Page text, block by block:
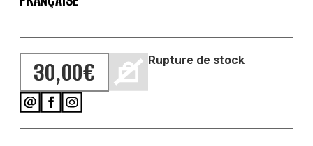
30,00€ Rupture de stock